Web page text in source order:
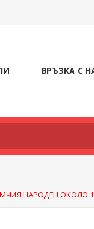
ВРЪЗКА С
НАРОДЕН ОКОЛО